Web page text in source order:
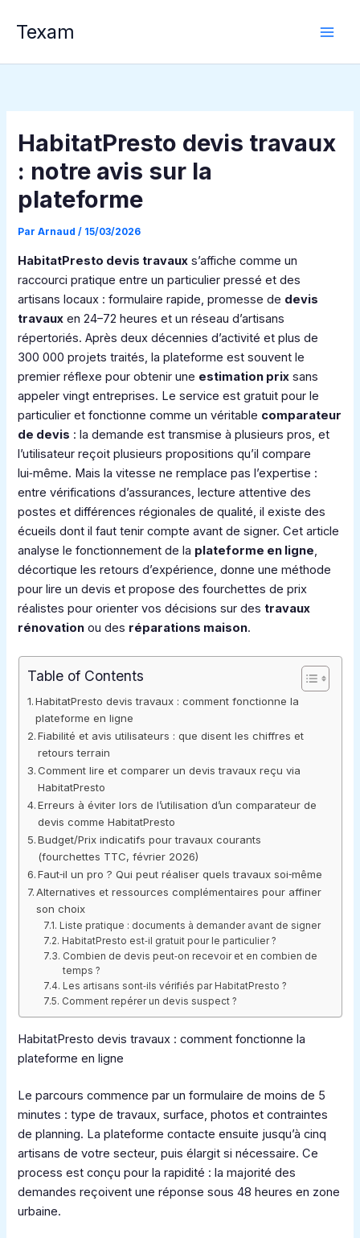
Texam
HabitatPresto devis travaux
: notre avis sur la
plateforme
ParArnaud/ 15/03/2026
HabitatPresto devis travaux s’affiche comme un
raccourci pratique entre un particulier pressé et des
artisans locaux : formulaire rapide, promesse de devis
travaux en 24–72 heures et un réseau d’artisans
répertoriés. Après deux décennies d’activité et plus de
300 000 projets traités, la plateforme est souvent le
premier réflexe pour obtenir une estimation prix sans
appeler vingt entreprises. Le service est gratuit pour le
particulier et fonctionne comme un véritable comparateur
de devis : la demande est transmise à plusieurs pros, et
l’utilisateur reçoit plusieurs propositions qu’il compare
lui‑même. Mais la vitesse ne remplace pas l’expertise :
entre vérifications d’assurances, lecture attentive des
postes et différences régionales de qualité, il existe des
écueils dont il faut tenir compte avant de signer. Cet article
analyse le fonctionnement de la plateforme en ligne,
décortique les retours d’expérience, donne une méthode
pour lire un devis et propose des fourchettes de prix
réalistes pour orienter vos décisions sur des travaux
rénovation ou des réparations maison.
Table of Contents
HabitatPresto devis travaux : comment fonctionne la
plateforme en ligne
Fiabilité et avis utilisateurs : que disent les chiffres et
retours terrain
Comment lire et comparer un devis travaux reçu via
HabitatPresto
Erreurs à éviter lors de l’utilisation d’un comparateur de
devis comme HabitatPresto
Budget/Prix indicatifs pour travaux courants
(fourchettes TTC, février 2026)
Faut‑il un pro ? Qui peut réaliser quels travaux soi‑même
Alternatives et ressources complémentaires pour affiner
son choix
Liste pratique : documents à demander avant de signer
HabitatPresto est‑il gratuit pour le particulier ?
Combien de devis peut‑on recevoir et en combien de
temps ?
Les artisans sont‑ils vérifiés par HabitatPresto ?
Comment repérer un devis suspect ?
HabitatPresto devis travaux : comment fonctionne la
plateforme en ligne
Le parcours commence par un formulaire de moins de 5
minutes : type de travaux, surface, photos et contraintes
de planning. La plateforme contacte ensuite jusqu’à cinq
artisans de votre secteur, puis élargit si nécessaire. Ce
process est conçu pour la rapidité : la majorité des
demandes reçoivent une réponse sous 48 heures en zone
urbaine.